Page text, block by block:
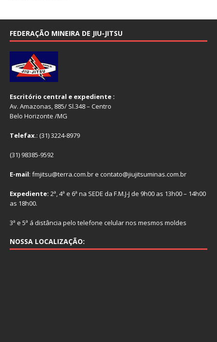
FEDERAÇÃO MINEIRA DE JIU-JITSU
Escritório central e expediente :
Av. Amazonas, 885/ Sl.348 – Centro
Belo Horizonte /MG
Telefax.: (31) 3224-8979
(31) 98385-9592
E-mail: fmjitsu@terra.com.br e contato@jiujitsuminas.com.br
Expediente: 2ª, 4ª e 6ª na SEDE da F.M.J-J de 9h00 as 13h00 – 14h00
as 18h00.
3ª e 5ª á distância pelo telefone celular nos mesmos moldes
NOSSA LOCALIZAÇÃO: